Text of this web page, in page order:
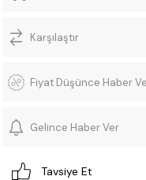
Karşılaştır
Fiyat Düşünce Haber
Gelince Haber Ver
Tavsiye Et